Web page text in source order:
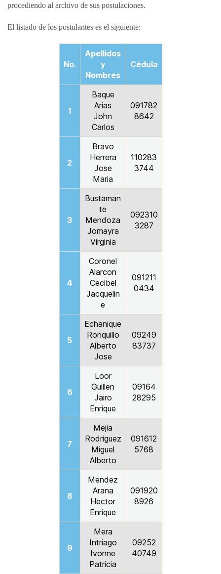
procediendo al archivo de sus postulaciones.
El listado de los postulantes es el siguiente:
No.
Apellidos
y
Nombres
Cédula
1
Baque
Arias
John
Carlos
091782
8642
2
Bravo
Herrera
Jose
Maria
110283
3744
3
Bustaman
te
Mendoza
Jomayra
Virginia
092310
3287
4
Coronel
Alarcon
Cecibel
Jacquelin
e
091211
0434
5
Echanique
Ronquillo
Alberto
Jose
09249
83737
6
Loor
Guillen
Jairo
Enrique
09164
28295
7
Mejia
Rodriguez
Miguel
Alberto
091612
5768
8
Mendez
Arana
Hector
Enrique
091920
8926
9
Mera
Intriago
Ivonne
Patricia
09252
40749